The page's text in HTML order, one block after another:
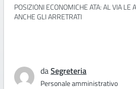
POSIZIONI ECONOMICHE ATA: AL VIA LE
ANCHE GLI ARRETRATI
daSegreteria
Personale amministrativo